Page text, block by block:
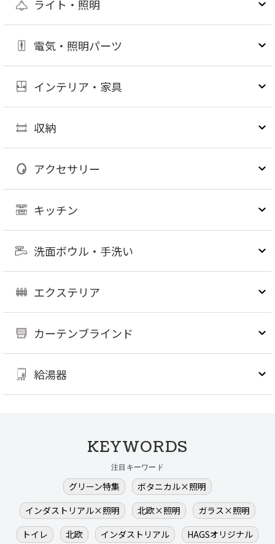
ライト・照明
電気・照明パーツ
インテリア・家具
収納
アクセサリー
キッチン
洗面ボウル・手洗い
エクステリア
カーテンブラインド
給湯器
KEYWORDS
注目キーワード
グリーン特集
ボタニカル×照明
インダストリアル×照明
北欧×照明
ガラス×照明
トイレ
北欧 インダストリアル
HAGSオリジナル